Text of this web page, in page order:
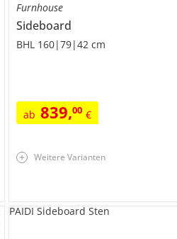
Furnhouse
Sideboard
BHL 160|79|42 cm
ab 839,00 €
Weitere Varianten
PAIDI Sideboard Sten